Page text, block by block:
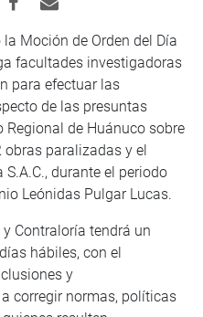
Moción de Orden del Día
facultades investigadoras
para efectuar las
de las presuntas
Regional de Huánuco sobre
obras paralizadas y el
durante el periodo
Leónidas Pulgar Lucas.
Contraloría tendrá un
hábiles, con el
y
corregir normas, políticas